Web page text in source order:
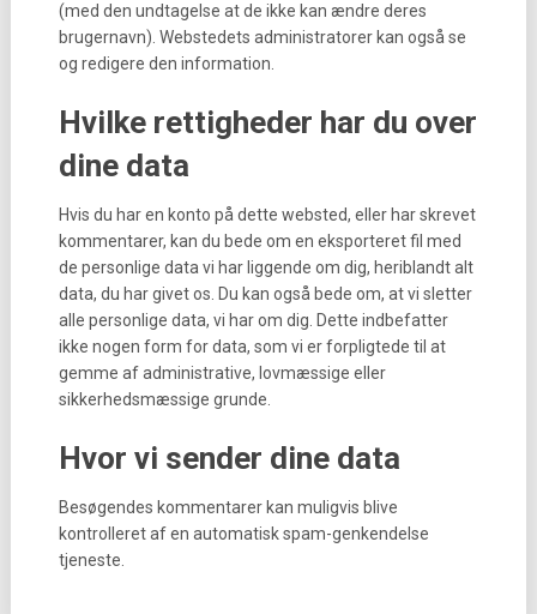
(med den undtagelse at de ikke kan ændre deres
brugernavn). Webstedets administratorer kan også se
og redigere den information.
Hvilke rettigheder har du over
dine data
Hvis du har en konto på dette websted, eller har skrevet
kommentarer, kan du bede om en eksporteret fil med
de personlige data vi har liggende om dig, heriblandt alt
data, du har givet os. Du kan også bede om, at vi sletter
alle personlige data, vi har om dig. Dette indbefatter
ikke nogen form for data, som vi er forpligtede til at
gemme af administrative, lovmæssige eller
sikkerhedsmæssige grunde.
Hvor vi sender dine data
Besøgendes kommentarer kan muligvis blive
kontrolleret af en automatisk spam-genkendelse
tjeneste.